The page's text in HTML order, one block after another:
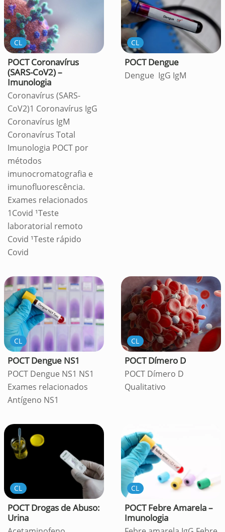
CL
POCT Coronavírus
(SARS-CoV2) –
Imunologia
Coronavírus (SARS-
CoV2)1 Coronavírus IgG
Coronavírus IgM
Coronavírus Total
Imunologia POCT por
métodos
imunocromatografia e
imunofluorescência.
Exames relacionados
1Covid ¹Teste
laboratorial remoto
Covid ¹Teste rápido
Covid
CL
POCT Dengue
Dengue IgG IgM
CL
POCT Dengue NS1
POCT Dengue NS1 NS1
Exames relacionados
Antígeno NS1
CL
POCT Dímero D
POCT Dímero D
Qualitativo
CL
POCT Drogas de Abuso:
Urina
CL
POCT Febre Amarela –
Imunologia